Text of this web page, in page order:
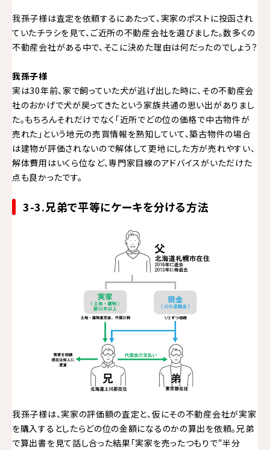
我孫子様は査定を依頼するにあたって、実家のポストに投函され
ていたチラシを見て、ご近所の不動産会社を選びました。数多くの
不動産会社がある中で、そこに決めた理由は何だったのでしょう？
我孫子様
実は30年前、家で飼っていた犬が逃げ出した時に、その不動産会
社のおかげで犬が戻ってきたという家族共通の思い出がありまし
た。もちろんそれだけでなく「近所でどの位の価格で中古物件が
売れた」という地元の売買情報を熟知していて、築古物件の場合
は建物が評価されないので解体して更地にした方が売れやすい、
解体費用はいくら位など、専門家目線のアドバイスがいただけた
点も良かったです。
3-3.兄弟で平等にケーキを分ける方法
我孫子様は、実家の評価額の査定と、仮にその不動産会社が実家
を購入するとしたらどの位の金額になるのかの算出を依頼。兄弟
で算出書を見て話し合った結果「実家を売ったつもりで“半分